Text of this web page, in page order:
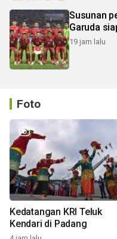
Susunan
Garuda
19 jam lalu
Foto
Kedatangan KRI Teluk
Kendari di Padang